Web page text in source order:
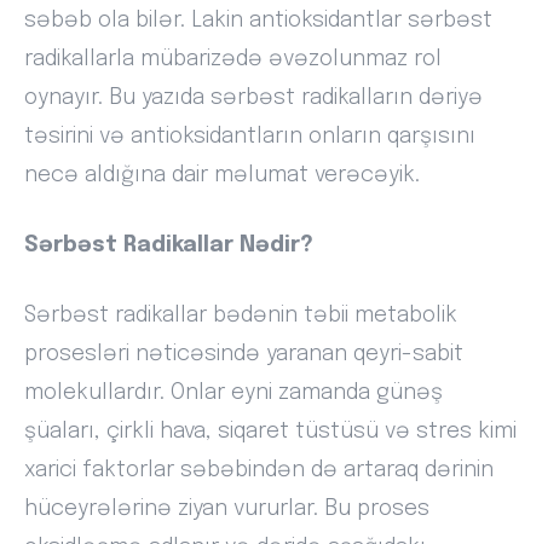
səbəb ola bilər. Lakin antioksidantlar sərbəst
radikallarla mübarizədə əvəzolunmaz rol
oynayır. Bu yazıda sərbəst radikalların dəriyə
təsirini və antioksidantların onların qarşısını
necə aldığına dair məlumat verəcəyik.
Sərbəst Radikallar Nədir?
Sərbəst radikallar bədənin təbii metabolik
prosesləri nəticəsində yaranan qeyri-sabit
molekullardır. Onlar eyni zamanda günəş
şüaları, çirkli hava, siqaret tüstüsü və stres kimi
xarici faktorlar səbəbindən də artaraq dərinin
hüceyrələrinə ziyan vururlar. Bu proses